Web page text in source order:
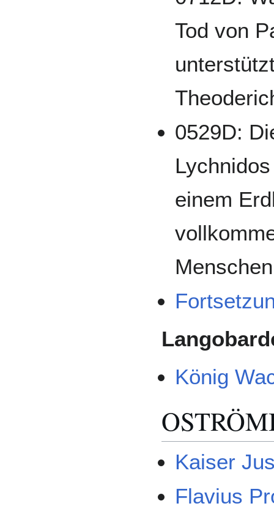
Tod von
0529D:
einem
König
Kaiser
Flavius